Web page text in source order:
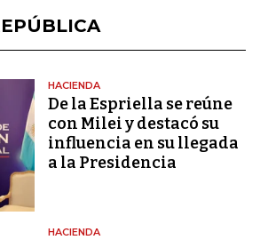
HACIENDA
De la Espriella se reúne
con Milei y destacó su
influencia en su llegada
a la Presidencia
HACIENDA